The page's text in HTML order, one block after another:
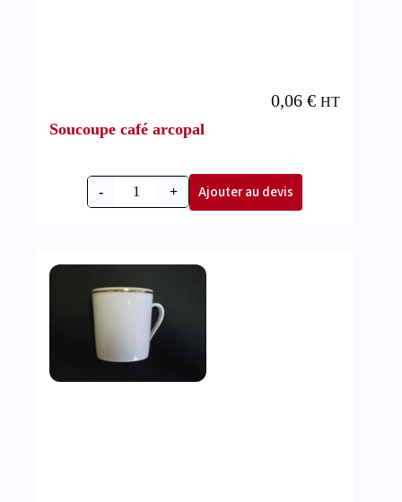
Soucoupe café arcopal
0,06€ HT
- + Ajouter au devis